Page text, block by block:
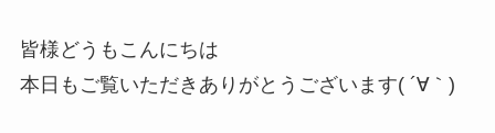
皆様どうもこんにちは
本日もご覧いただきありがとうございます( ´∀｀)